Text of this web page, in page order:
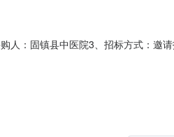
人：固镇县中医院3、招标方式：邀
出。异议必须是投标单位提出，委